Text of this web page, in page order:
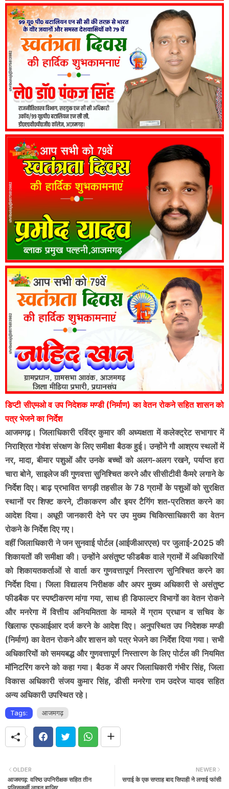
डिप्टी सीएमओ व उप निदेशक मण्डी (निर्माण) का वेतन रोकने सहित शासन को
पत्र भेजने का निर्देश
आजमगढ़। जिलाधिकारी रविंद्र कुमार की अध्यक्षता में कलेक्ट्रेट सभागार में
निराश्रित गोवंश संरक्षण के लिए समीक्षा बैठक हुई। उन्होंने गौ आश्रय स्थलों में
नर, मादा, बीमार पशुओं और उनके बच्चों को अलग-अलग रखने, पर्याप्त हरा
चारा बोने, साइलेज की गुणवत्ता सुनिश्चित करने और सीसीटीवी कैमरे लगाने के
निर्देश दिए। बाढ़ प्रभावित सगड़ी तहसील के 78 ग्रामों के पशुओं को सुरक्षित
स्थानों पर शिफ्ट करने, टीकाकरण और इयर टैगिंग शत-प्रतिशत करने का
आदेश दिया। अधूरी जानकारी देने पर उप मुख्य चिकित्साधिकारी का वेतन
रोकने के निर्देश दिए गए।
वहीं जिलाधिकारी ने जन सुनवाई पोर्टल (आईजीआरएस) पर जुलाई-2025 की
शिकायतों की समीक्षा की। उन्होंने असंतुष्ट फीडबैक वाले ग्रामों में अधिकारियों
को शिकायतकर्ताओं से वार्ता कर गुणवत्तापूर्ण निस्तारण सुनिश्चित करने का
निर्देश दिया। जिला विद्यालय निरीक्षक और अपर मुख्य अधिकारी से असंतुष्ट
फीडबैक पर स्पष्टीकरण मांगा गया, साथ ही डिफाल्टर विभागों का वेतन रोकने
और मनरेगा में वित्तीय अनियमितता के मामले में ग्राम प्रधान व सचिव के
खिलाफ एफआईआर दर्ज करने के आदेश दिए। अनुपस्थित उप निदेशक मण्डी
(निर्माण) का वेतन रोकने और शासन को पत्र भेजने का निर्देश दिया गया। सभी
अधिकारियों को समयबद्ध और गुणवत्तापूर्ण निस्तारण के लिए पोर्टल की नियमित
मॉनिटरिंग करने को कहा गया। बैठक में अपर जिलाधिकारी गंभीर सिंह, जिला
विकास अधिकारी संजय कुमार सिंह, डीसी मनरेगा राम उदरेज यादव सहित
अन्य अधिकारी उपस्थित रहे।
Tags: आजमगढ़
NEWER
सगाई के एक सप्ताह बाद सिपाही ने लगाई फांसी
OLDER
आजमगढ़: वरिष्ठ उपनिरीक्षक सहित तीन